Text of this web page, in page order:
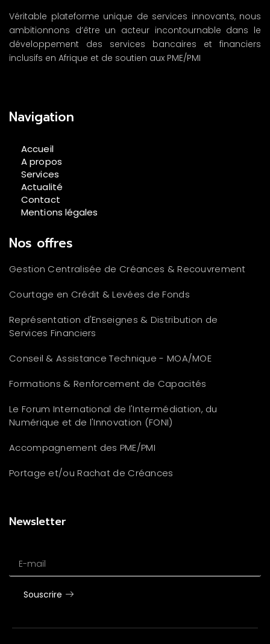
Véritable plateforme unique de services innovants, nous
ambitionnons d’être un acteur incontournable dans le
développement des services bancaires et financiers
inclusifs en Afrique et de soutien aux PME/PMI
Navigation
Accueil
A propos
Services
Actualité
Contact
Mentions légales
Nos offres
Gestion Centralisée de Créances & Recouvrement
Courtage en Crédit & Levées de Fonds
Représentation d'Enseignes & Distribution de
Services Financiers
Conseil & Assistance Technique - MOA/MOE
Formations & Renforcement de Capacités
Le Forum International de l'Intermédiation, du
Numérique et de l'Innovation (FONI)
Accompagnement des PME/PMI
Portage et/ou Rachat de Créances
Newsletter
Souscrire